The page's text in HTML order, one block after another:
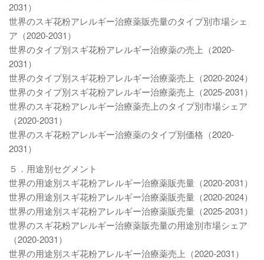
2031）
世界のスギ花粉アレルギー治療薬販売量のタイプ別市場シェ
ア（2020-2031）
世界のタイプ別スギ花粉アレルギー治療薬の売上（2020-
2031）
世界のタイプ別スギ花粉アレルギー治療薬売上（2020-2024）
世界のタイプ別スギ花粉アレルギー治療薬売上（2025-2031）
世界のスギ花粉アレルギー治療薬売上のタイプ別市場シェア
（2020-2031）
世界のスギ花粉アレルギー治療薬のタイプ別価格（2020-
2031）
５．用途別セグメント
世界の用途別スギ花粉アレルギー治療薬販売量（2020-2031）
世界の用途別スギ花粉アレルギー治療薬販売量（2020-2024）
世界の用途別スギ花粉アレルギー治療薬販売量（2025-2031）
世界のスギ花粉アレルギー治療薬販売量の用途別市場シェア
（2020-2031）
世界の用途別スギ花粉アレルギー治療薬売上（2020-2031）